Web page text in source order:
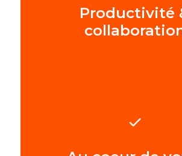
Productivité